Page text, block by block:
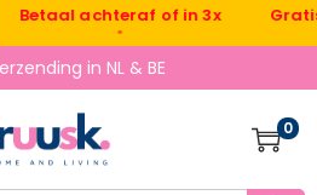
achteraf of in 3x Gratis
in NL & BE
0